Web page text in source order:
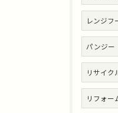
レンジフ
パンジー
リサイク
リフォー